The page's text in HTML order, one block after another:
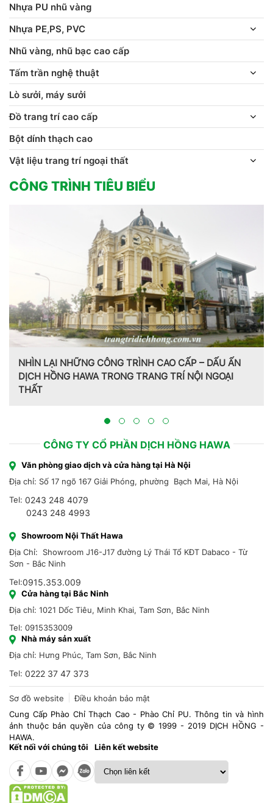
Nhựa PU nhũ vàng
Nhựa PE,PS, PVC
Nhũ vàng, nhũ bạc cao cấp
Tấm trần nghệ thuật
Lò sưởi, máy sưởi
Đồ trang trí cao cấp
Bột dính thạch cao
Vật liệu trang trí ngoại thất
CÔNG TRÌNH TIÊU BIỂU
NHÌN LẠI NHỮNG CÔNG TRÌNH CAO CẤP – DẤU ẤN
DỊCH HỒNG HAWA TRONG TRANG TRÍ NỘI NGOẠI
THẤT
CÔNG TY CỔ PHẦN DỊCH HỒNG HAWA
Văn phòng giao dịch và cửa hàng tại Hà Nội
Địa chỉ: Số 17 ngõ 167 Giải Phóng, phường Bạch Mai, Hà Nội
Tel: 0243 248 4079
0243 248 4993
Showroom Nội Thất Hawa
Địa Chỉ: Showroom J16-J17 đường Lý Thái Tổ KĐT Dabaco - Từ
Sơn - Bắc Ninh
Tel:0915.353.009
Cửa hàng tại Bắc Ninh
Địa chỉ: 1021 Dốc Tiêu, Minh Khai, Tam Sơn, Bắc Ninh
Tel: 0915353009
Nhà máy sản xuất
Địa chỉ: Hưng Phúc, Tam Sơn, Bắc Ninh
Tel: 0222 37 47 373
Sơ đồ website
Điều khoản bảo mật
Cung Cấp Phào Chỉ Thạch Cao - Phào Chỉ PU. Thông tin và hình
ảnh thuộc bản quyền của công ty © 1999 - 2019 DỊCH HỒNG -
HAWA.
Kết nối với chúng tôi
Liên kết website